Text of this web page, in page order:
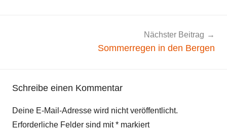
d
c
h
Nächster Beitrag
Sommerregen in den Bergen
Schreibe einen Kommentar
Deine E-Mail-Adresse wird nicht veröffentlicht.
Erforderliche Felder sind mit* markiert